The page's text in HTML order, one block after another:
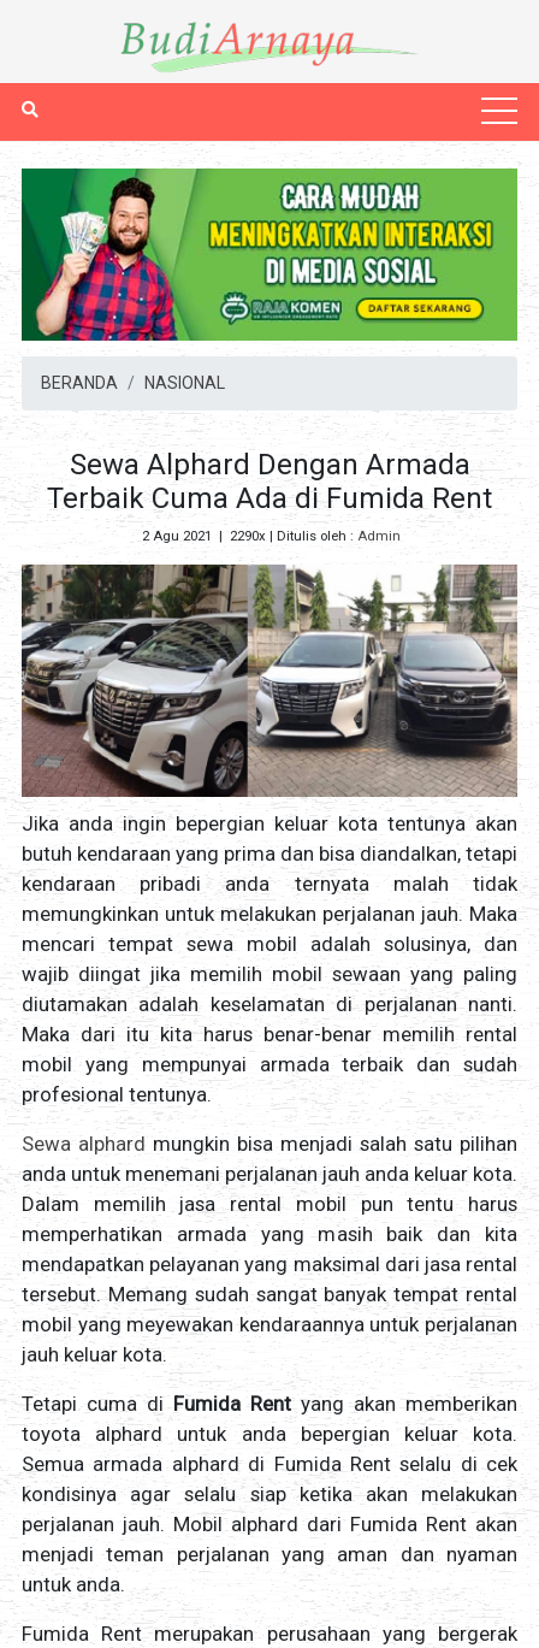
BERANDA NASIONAL
Sewa Alphard Dengan Armada
Terbaik Cuma Ada di Fumida Rent
2 Agu 2021 2290x | Ditulis oleh : Admin
Jika anda ingin bepergian keluar kota tentunya akan
butuh kendaraan yang prima dan bisa diandalkan, tetapi
kendaraan pribadi anda ternyata malah tidak
memungkinkan untuk melakukan perjalanan jauh. Maka
mencari tempat sewa mobil adalah solusinya, dan
wajib diingat jika memilih mobil sewaan yang paling
diutamakan adalah keselamatan di perjalanan nanti.
Maka dari itu kita harus benar-benar memilih rental
mobil yang mempunyai armada terbaik dan sudah
profesional tentunya.
Sewa alphard mungkin bisa menjadi salah satu pilihan
anda untuk menemani perjalanan jauh anda keluar kota.
Dalam memilih jasa rental mobil pun tentu harus
memperhatikan armada yang masih baik dan kita
mendapatkan pelayanan yang maksimal dari jasa rental
tersebut. Memang sudah sangat banyak tempat rental
mobil yang meyewakan kendaraannya untuk perjalanan
jauh keluar kota.
Tetapi cuma di Fumida Rent yang akan memberikan
toyota alphard untuk anda bepergian keluar kota.
Semua armada alphard di Fumida Rent selalu di cek
kondisinya agar selalu siap ketika akan melakukan
perjalanan jauh. Mobil alphard dari Fumida Rent akan
menjadi teman perjalanan yang aman dan nyaman
untuk anda.
Fumida Rent merupakan perusahaan yang bergerak